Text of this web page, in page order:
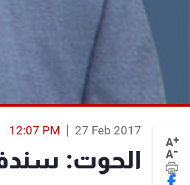
A+
A-
27 Feb 2017
12:07 PM
الحوت: